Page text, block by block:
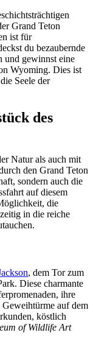
Grand Teton
ist für
du bezaubernde
und gewinnst eine
Wyoming. Dies ist
Seele der
des
Natur als auch mit
den Grand Teton
sondern auch die
auf diesem
die
in die reiche
, dem Tor zum
Diese charmante
ihre
auf dem
köstlich
of Wildlife Art